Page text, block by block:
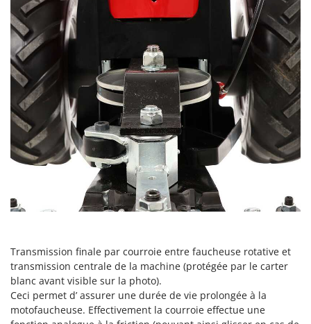
Seven Italy
Shark
Silky
Simatech
Sirman
Skil
Smartwood
Smeg
Solidur
Spiralmac
Spring Protezione
Spyro
Stanley
Transmission finale par courroie entre faucheuse rotative et
transmission centrale de la machine (protégée par le carter
blanc avant visible sur la photo).
Ceci permet d’ assurer une durée de vie prolongée à la
motofaucheuse. Effectivement la courroie effectue une